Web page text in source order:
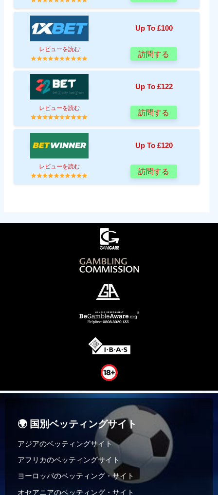
Up To £100
レビューを読む
訪問する
Up To £122
レビューを読む
訪問する
Up To £120
レビューを読む
訪問する
🌍 国別ベッティングサイト
アジアのベッティングサイト
アフリカのベッティングサイト
ヨーロッパのベッティング・サイト
オセアニアのベッティング・サイト